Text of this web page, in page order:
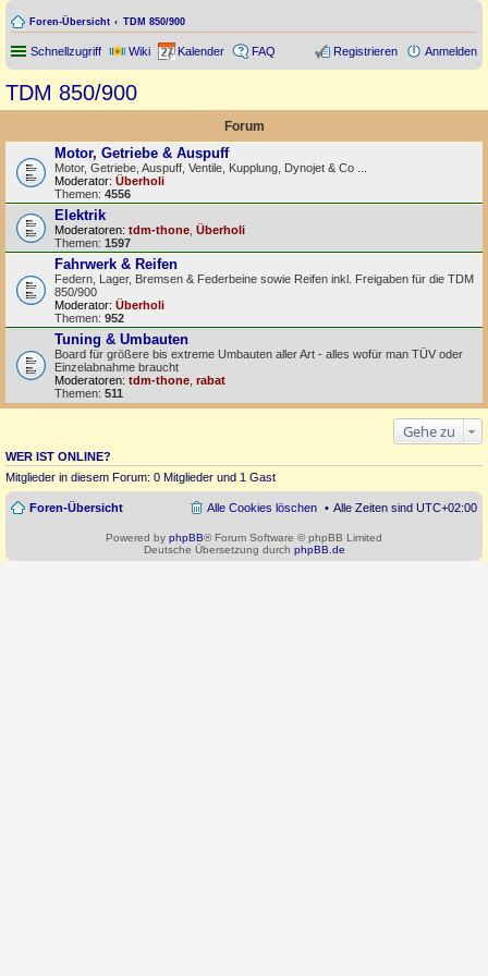
Foren-Übersicht TDM 850/900
Schnellzugriff Wiki Kalender FAQ Anmelden
Registrieren
TDM 850/900
Forum
Motor, Getriebe & Auspuff
Motor, Getriebe, Auspuff, Ventile, Kupplung, Dynojet & Co ...
Moderator: Überholi
Themen: 4556
Elektrik
Moderatoren: tdm-thone Überholi
Themen: 1597
Fahrwerk & Reifen
Federn, Lager, Bremsen & Federbeine sowie Reifen inkl. Freigaben für die TDM
850/900
Moderator: Überholi
Themen: 952
Tuning & Umbauten
Board für größere bis extreme Umbauten aller Art - alles wofür man TÜV oder
Einzelabnahme braucht
Moderatoren: tdm-thone rabat
Themen: 511
Gehe zu
WER IST ONLINE?
Mitglieder in diesem Forum: 0 Mitglieder und 1 Gast
Foren-Übersicht Alle Zeiten sind UTC+02:00
Alle Cookies löschen
Powered by phpBB® Forum Software © phpBB Limited
Deutsche Übersetzung durch phpBB.de